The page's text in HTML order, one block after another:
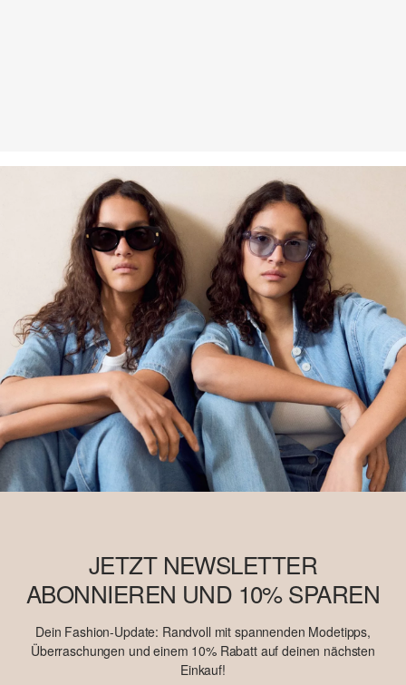
JETZT NEWSLETTER
ABONNIEREN UND 10% SPAREN
Dein Fashion-Update: Randvoll mit spannenden Modetipps,
Überraschungen und einem 10% Rabatt auf deinen nächsten
Einkauf!